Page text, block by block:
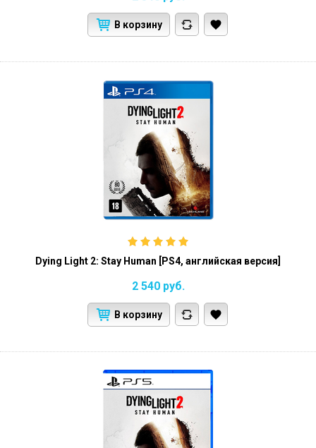
В корзину
Dying Light 2: Stay Human [PS4, английская версия]
2 540 руб.
В корзину